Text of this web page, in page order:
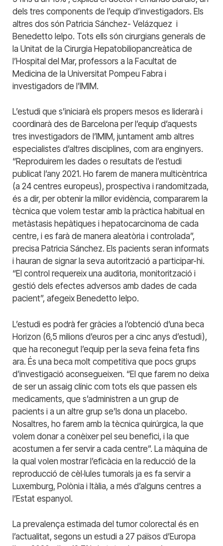
dels tres components de l’equip d’investigadors. Els
altres dos són Patricia Sánchez- Velázquez i
Benedetto Ielpo. Tots ells són cirurgians generals de
la Unitat de la Cirurgia Hepatobiliopancreàtica de
l’Hospital del Mar, professors a la Facultat de
Medicina de la Universitat Pompeu Fabra i
investigadors de l’IMIM.
L’estudi que s’iniciarà els propers mesos es liderarà i
coordinarà des de Barcelona per l’equip d’aquests
tres investigadors de l’IMIM, juntament amb altres
especialistes d’altres disciplines, com ara enginyers.
“Reproduirem les dades o resultats de l’estudi
publicat l’any 2021. Ho farem de manera multicèntrica
(a 24 centres europeus), prospectiva i randomitzada,
és a dir, per obtenir la millor evidència, compararem la
tècnica que volem testar amb la pràctica habitual en
metàstasis hepàtiques i hepatocarcinoma de cada
centre, i es farà de manera aleatòria i controlada”,
precisa Patricia Sánchez. Els pacients seran informats
i hauran de signar la seva autorització a participar-hi.
“El control requereix una auditoria, monitorització i
gestió dels efectes adversos amb dades de cada
pacient”, afegeix Benedetto Ielpo.
L’estudi es podrà fer gràcies a l’obtenció d’una beca
Horizon (6,5 milions d’euros per a cinc anys d’estudi),
que ha reconegut l’equip per la seva feina feta fins
ara. És una beca molt competitiva que pocs grups
d’investigació aconsegueixen. “El que farem no deixa
de ser un assaig clínic com tots els que passen els
medicaments, que s’administren a un grup de
pacients i a un altre grup se’ls dona un placebo.
Nosaltres, ho farem amb la tècnica quirúrgica, la que
volem donar a conèixer pel seu benefici, i la que
acostumen a fer servir a cada centre”. La màquina de
la qual volen mostrar l’eficàcia en la reducció de la
reproducció de cèl·lules tumorals ja es fa servir a
Luxemburg, Polònia i Itàlia, a més d’alguns centres a
l’Estat espanyol.
La prevalença estimada del tumor colorectal és en
l’actualitat, segons un estudi a 27 països d’Europa